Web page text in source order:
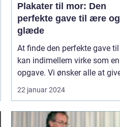
Plakater til mor: Den
perfekte gave til ære og
glæde
At finde den perfekte gave
kan indimellem virke som
opgave. Vi ønsker alle at
22 januar 2024